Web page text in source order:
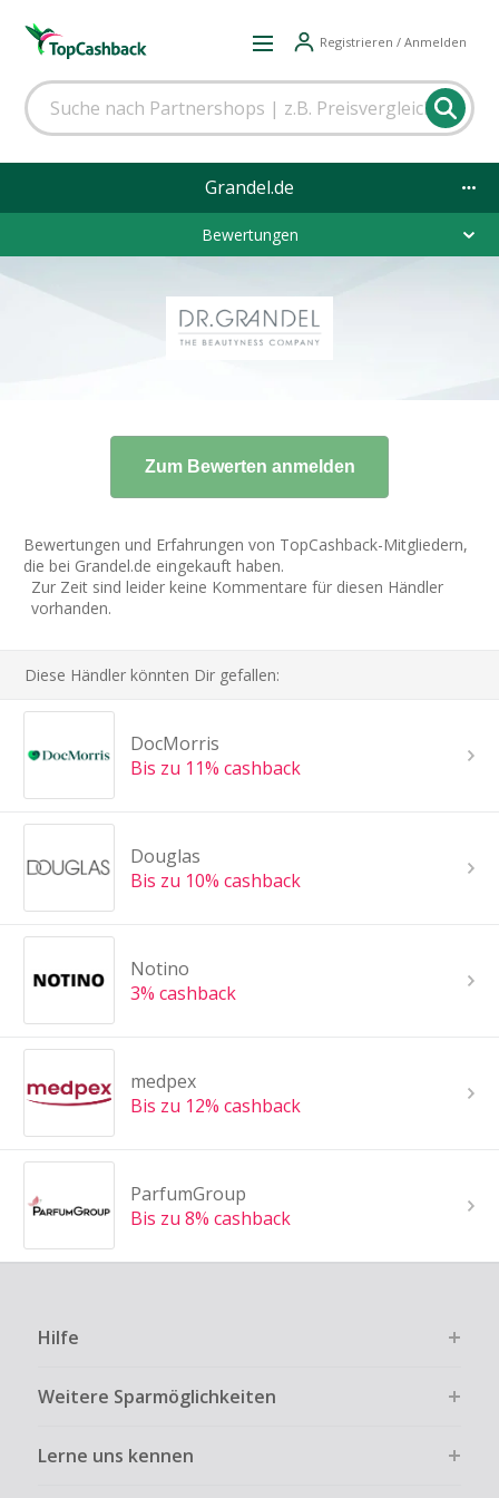
Registrieren / Anmelden
Grandel.de
Bewertungen
Bewertungen und Erfahrungen von TopCashback-Mitgliedern,
die bei Grandel.de eingekauft haben.
Zur Zeit sind leider keine Kommentare für diesen Händler
vorhanden.
Diese Händler könnten Dir gefallen:
DocMorris
Bis zu 11% cashback
Douglas
Bis zu 10% cashback
Notino
3% cashback
medpex
Bis zu 12% cashback
ParfumGroup
Bis zu 8% cashback
Hilfe
Weitere Sparmöglichkeiten
Lerne uns kennen